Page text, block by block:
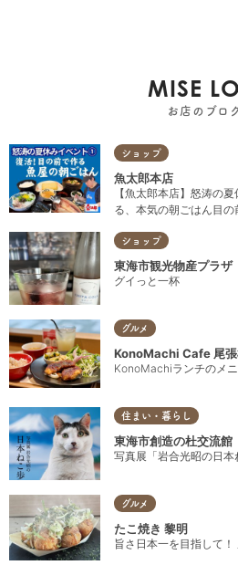
MISE
お店のブロ
ショップ
魚太郎本店
【魚太郎本店】怒涛の
る、本気の朝ごはん目
ショップ
東海市観光物産プラザ
グイっと一杯
グルメ
KonoMachi Cafe 尾
KonoMachiランチのメニ
住まい・暮らし
東海市創造の杜交流館
写真展「岩合光昭の日本
グルメ
たこ焼き 黎明
旨さ日本一を目指して